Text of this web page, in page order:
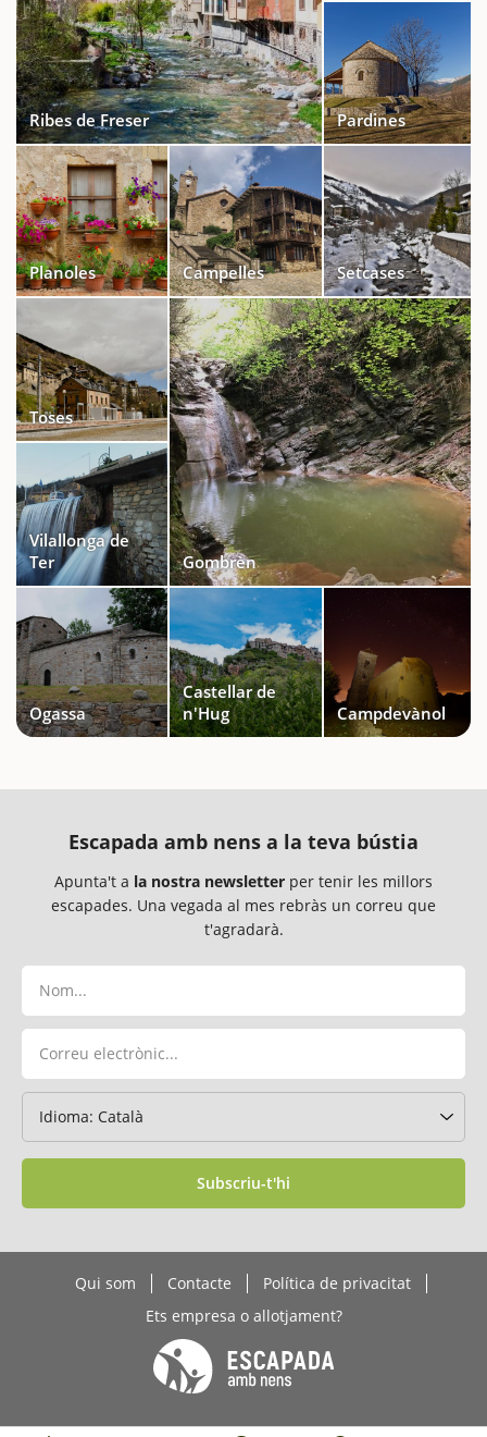
Ribes de Freser Pardines
Planoles Campelles Setcases
Toses
Vilallonga de
Ter
Gombrèn
Ogassa
Castellar de
n'Hug
Campdevànol
Escapada amb nens a la teva bústia
Apunta't a la nostra newsletter per tenir les millors
escapades. Una vegada al mes rebràs un correu que
t'agradarà.
Subscriu-t'hi
Qui som Contacte
Política de privacitat
Ets empresa o allotjament?